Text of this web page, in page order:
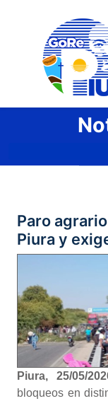
Paro
Piura y
Piura, 25/05/
bloqueos en